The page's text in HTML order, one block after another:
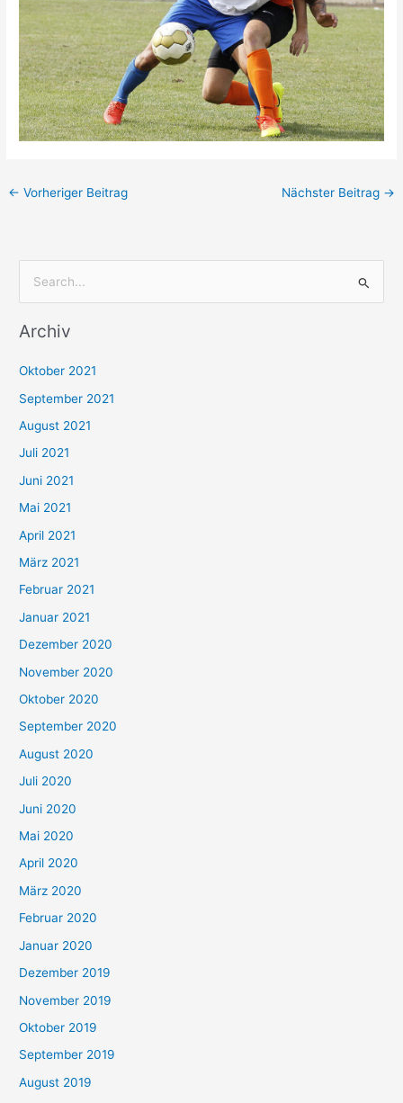
← Vorheriger Beitrag Nächster Beitrag →
c
n
n
a
c
h
:
Archiv
Oktober 2021
September 2021
August 2021
Juli 2021
Juni 2021
Mai 2021
April 2021
März 2021
Februar 2021
Januar 2021
Dezember 2020
November 2020
Oktober 2020
September 2020
August 2020
Juli 2020
Juni 2020
Mai 2020
April 2020
März 2020
Februar 2020
Januar 2020
Dezember 2019
November 2019
Oktober 2019
September 2019
August 2019